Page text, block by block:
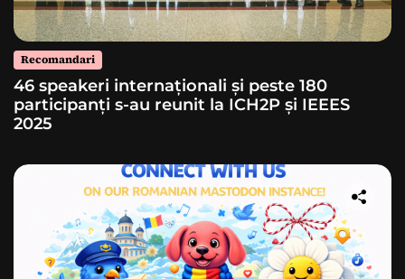
Recomandari
46 speakeri internaționali și peste 180
participanți s-au reunit la ICH2P și IEEES
2025